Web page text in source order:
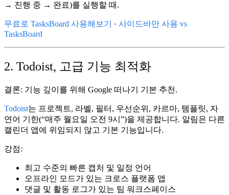
→ 진행 중 → 완료)를 실행할 때.
무료로 TasksBoard 사용해보기 · 사이드바만 사용 vs
TasksBoard
2. Todoist, 고급 기능 최적화
결론: 기능 깊이를 위해 Google 떠나기 기본 추천.
Todoist는 프로젝트, 라벨, 필터, 우선순위, 카르마, 템플릿, 자
연어 기한(“매주 월요일 오전 9시”)을 제공합니다. 알림은 다른
캘린더 앱에 위임되지 않고 기본 기능입니다.
강점:
최고 수준의 빠른 캡처 및 일정 언어
오프라인 모드가 있는 크로스 플랫폼 앱
댓글 및 활동 로그가 있는 팀 워크스페이스